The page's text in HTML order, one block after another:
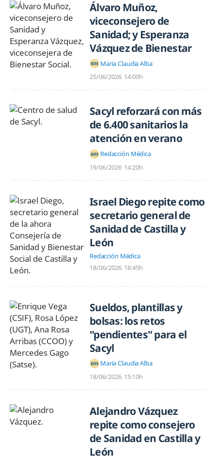
Álvaro Muñoz,
viceconsejero de
Sanidad; y Esperanza
Vázquez de Bienestar
Maria Claudia Alba
25/06/2026 14:00h
Sacyl reforzará con más
de 6.400 sanitarios la
atención en verano
Redacción Médica
19/06/2026 14:20h
Israel Diego repite como
secretario general de
Sanidad de Castilla y
León
Redacción Médica
18/06/2026 18:45h
Sueldos, plantillas y
bolsas: los retos
"pendientes" para el
Sacyl
Maria Claudia Alba
18/06/2026 15:10h
Alejandro Vázquez
repite como consejero
de Sanidad en Castilla y
León